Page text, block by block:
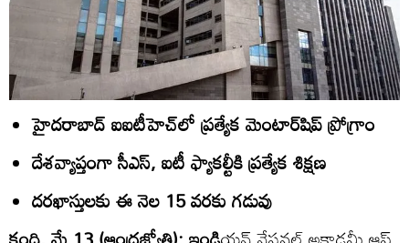
హైదరాబాద్‌ ఐఐటీహెచ్‌లో ప్రత్యేక మెంటార్‌షిప్‌ ప్రోగ్రాం
దేశవ్యాప్తంగా సీఎస్‌, ఐటీ ఫ్యాకల్టీకి ప్రత్యేక శిక్షణ
దరఖాస్తులకు ఈ నెల 15 వరకు గడువు